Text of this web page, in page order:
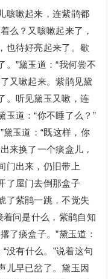
嗽起来，连紫鹃都
么？又咳嗽起来了，
也待好亮起来了。歇
”黛玉道：“我何尝不
又嗽起来。紫鹃见黛
。听见黛玉又嗽，连
玉道：“你不睡了么？”
黛玉道：“既这样，你
来换了一个痰盒儿，
门出来，仍旧带上
了屋门去倒那盒子
了紫鹃一跳，不觉失
着问是什么，紫鹃自知
了痰盒子。”黛玉道：
没有什么。”说着这句
儿早已岔了。黛玉因